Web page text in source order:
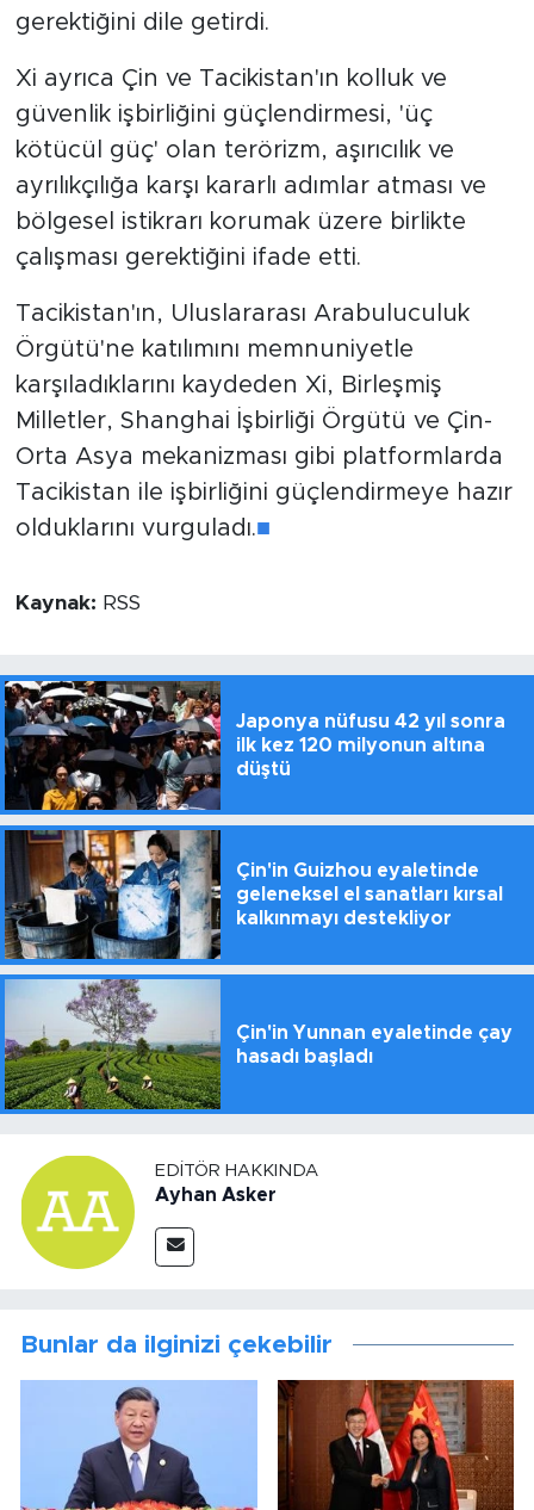
gerektiğini dile getirdi.
Xi ayrıca Çin ve Tacikistan'ın kolluk ve
güvenlik işbirliğini güçlendirmesi, 'üç
kötücül güç' olan terörizm, aşırıcılık ve
ayrılıkçılığa karşı kararlı adımlar atması ve
bölgesel istikrarı korumak üzere birlikte
çalışması gerektiğini ifade etti.
Tacikistan'ın, Uluslararası Arabuluculuk
Örgütü'ne katılımını memnuniyetle
karşıladıklarını kaydeden Xi, Birleşmiş
Milletler, Shanghai İşbirliği Örgütü ve Çin-
Orta Asya mekanizması gibi platformlarda
Tacikistan ile işbirliğini güçlendirmeye hazır
olduklarını vurguladı.■
Kaynak: RSS
Japonya nüfusu 42 yıl sonra
ilk kez 120 milyonun altına
düştü
Çin'in Guizhou eyaletinde
geleneksel el sanatları kırsal
kalkınmayı destekliyor
Çin'in Yunnan eyaletinde çay
hasadı başladı
EDITÖR HAKKINDA
Ayhan Asker
Bunlar da ilginizi çekebilir